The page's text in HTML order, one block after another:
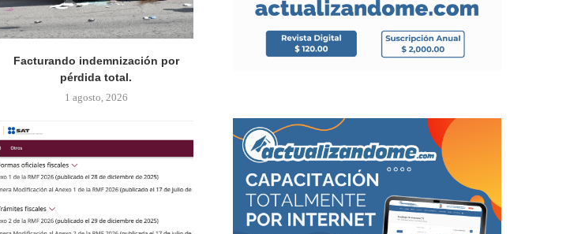
Facturando indemnización por
pérdida total.
1 agosto, 2026